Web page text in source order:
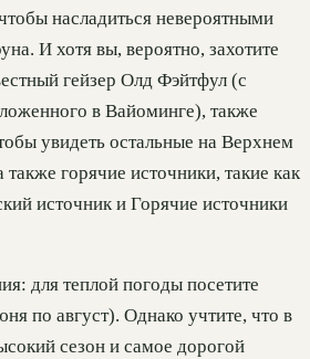
насладиться невероятными
И хотя вы, вероятно, захотите
гейзер Олд Фэйтфул (с
в Вайоминге), также
увидеть остальные на Верхнем
также горячие источники, такие как
источник и Горячие источники
для теплой погоды посетите
по август). Однако учтите, что в
сезон и самое дорогой